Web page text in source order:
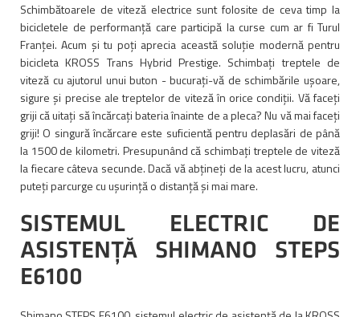
Schimbătoarele de viteză electrice sunt folosite de ceva timp la
bicicletele de performanță care participă la curse cum ar fi Turul
Franței. Acum și tu poți aprecia această soluție modernă pentru
bicicleta KROSS Trans Hybrid Prestige. Schimbați treptele de
viteză cu ajutorul unui buton - bucurați-vă de schimbările ușoare,
sigure și precise ale treptelor de viteză în orice condiții. Vă faceți
griji că uitați să încărcați bateria înainte de a pleca? Nu vă mai faceți
griji! O singură încărcare este suficientă pentru deplasări de până
la 1500 de kilometri. Presupunând că schimbați treptele de viteză
la fiecare câteva secunde. Dacă vă abțineți de la acest lucru, atunci
puteți parcurge cu ușurință o distanță și mai mare.
SISTEMUL ELECTRIC DE
ASISTENȚĂ SHIMANO STEPS
E6100